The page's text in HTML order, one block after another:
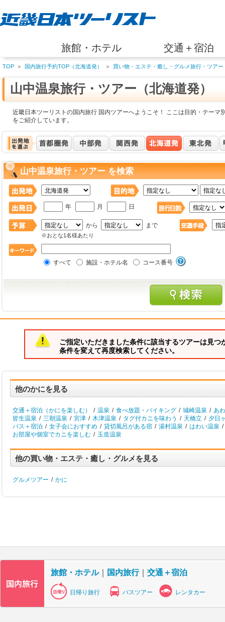
旅館・ホテル 交通＋宿泊
TOP ＞ 国内旅行予約TOP（北海道発） ＞ 買い物・エステ・癒し・グルメ旅行・ツアー
山中温泉旅行・ツアー（北海道発）
近畿日本ツーリストの国内旅行 国内ツアーへようこそ！ ここは目的・テーマ
をご紹介しています。
山中温泉旅行・ツアー を検索
年 月 日
から まで
※おとな1名様あたり
すべて 施設・ホテル名 コース番号
ご指定いただきました条件に該当するツアーは見つ
条件を変えて再度検索してください。
他のかにを見る
交通＋宿泊（かにを楽しむ） / 温泉 / 食べ放題・バイキング / 城崎温泉 / あ
皆生温泉 / 三朝温泉 / 宮津 / 木津温泉 / タグ付カニを味わう / 天橋立 / 夕日
バス＋宿泊 / 女子会におすすめ / 貸切風呂がある宿 / 湯村温泉 / はわい温泉 /
お部屋や個室でカニを楽しむ / 玉造温泉
他の買い物・エステ・癒し・グルメを見る
グルメツアー / かに
旅館・ホテル｜ 国内旅行｜ 交通＋宿泊
日帰り旅行 バスツアー レンタカー